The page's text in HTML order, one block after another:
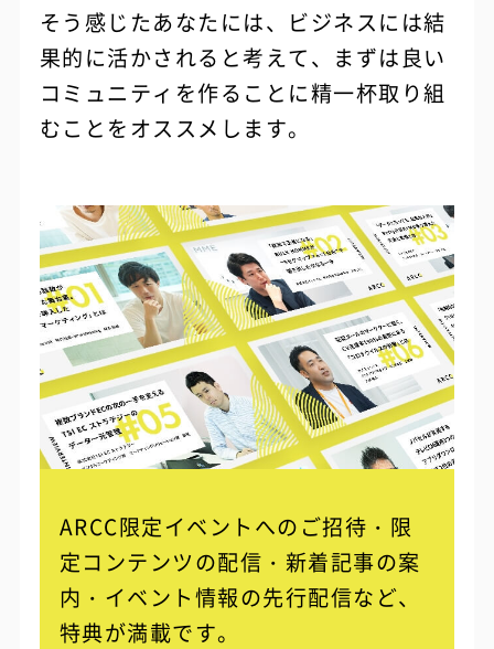
そう感じたあなたには、ビジネスには結
果的に活かされると考えて、まずは良い
コミュニティを作ることに精一杯取り組
むことをオススメします。
ARCC限定イベントへのご招待・限
定コンテンツの配信・ 新着記事の案
内・イベント情報の先行配信など、
特典が満載です。